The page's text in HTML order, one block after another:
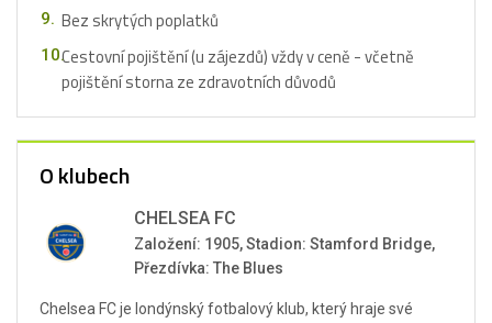
Bez skrytých poplatků
Cestovní pojištění (u zájezdů) vždy v ceně - včetně
pojištění storna ze zdravotních důvodů
O klubech
CHELSEA FC
Založení: 1905, Stadion: Stamford Bridge,
Přezdívka: The Blues
Chelsea FC je londýnský fotbalový klub, který hraje své